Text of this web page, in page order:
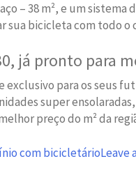
– 38 m², e um
sua bicicleta com todo
já pronto para
para os seus
super
preço do m² da
com bicicletárioLeave